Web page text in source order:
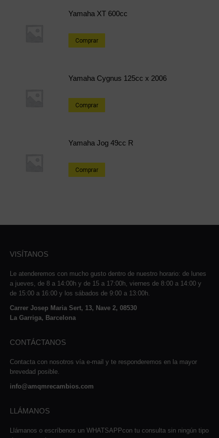
Yamaha XT 600cc
Comprar
Yamaha Cygnus 125cc x 2006
Comprar
Yamaha Jog 49cc R
Comprar
VISÍTANOS
Le atenderemos con mucho gusto dentro de nuestro horario: de lunes
a jueves, de 8 a 14:00h y de 15 a 17:00h, viernes de 8:00 a 14:00 y
de 15:00 a 16:00 y los sábados de 9:00 a 13:00h.
Carrer Josep Maria Sert, 13, Nave 2, 08530
La Garriga, Barcelona
CONTÁCTANOS
Contacta con nosotros vía e-mail y te responderemos en la mayor
brevedad posible.
info@amqmrecambios.com
LLÁMANOS
Llámanos o escríbenos un WHATSAPPcon tu consulta sin ningún tipo